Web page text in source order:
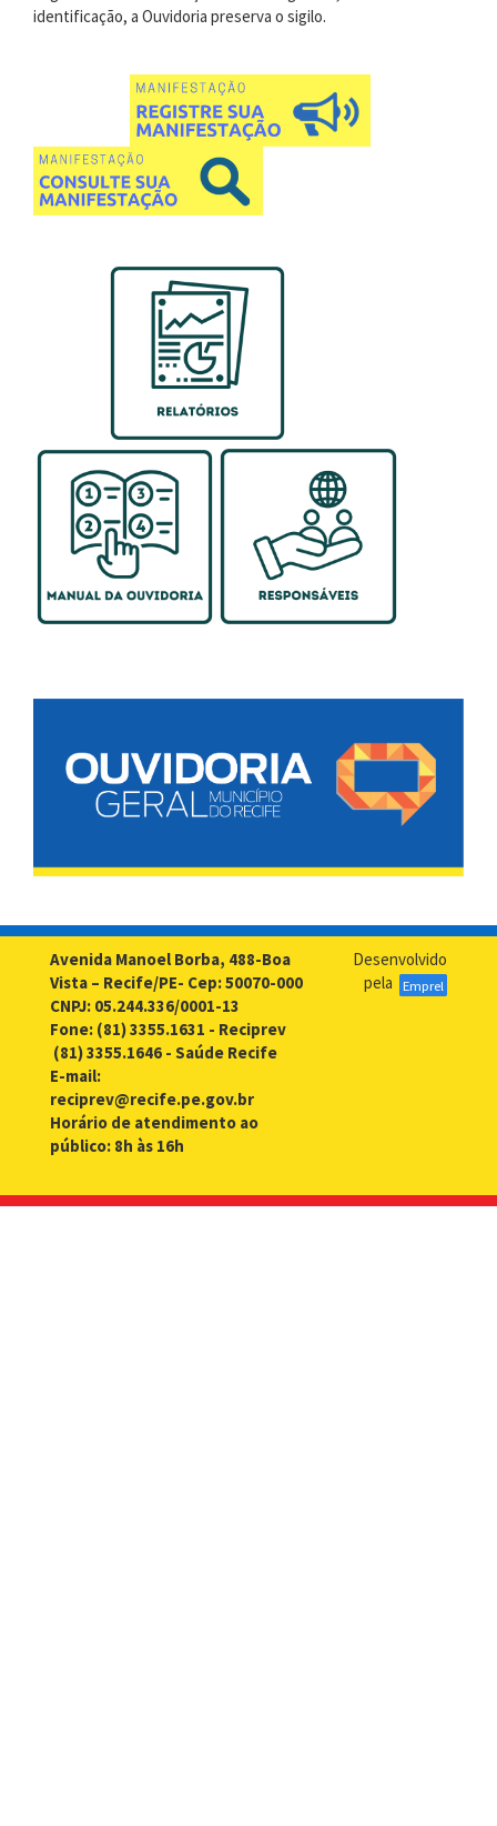
identificação, a Ouvidoria preserva o sigilo.
Avenida Manoel Borba, 488-Boa
Vista – Recife/PE- Cep: 50070-000
CNPJ: 05.244.336/0001-13
Fone: (81) 3355.1631 - Reciprev
(81) 3355.1646 - Saúde Recife
E-mail:
reciprev@recife.pe.gov.br
Horário de atendimento ao
público: 8h às 16h
Desenvolvido
pela
Emprel